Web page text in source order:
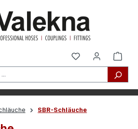
SBR-Schläuche